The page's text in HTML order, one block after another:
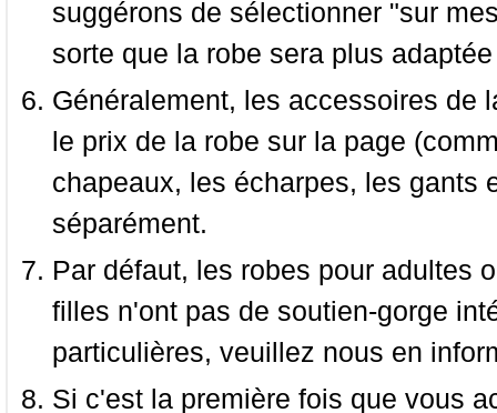
suggérons de sélectionner "sur
sorte que la robe sera plus
Généralement, les accessoires de
le prix de la robe sur la page
chapeaux, les écharpes, les gants
séparément.
Par défaut, les robes pour adultes
filles n'ont pas de soutien-gorge
particulières, veuillez nous en
Si c'est la première fois que vous